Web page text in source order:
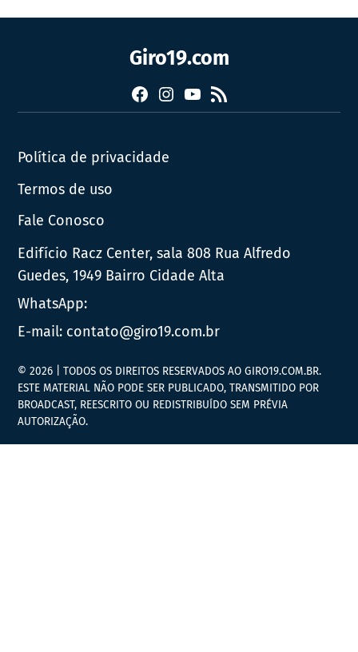
Giro19.com
Facebook
Instagram
YouTube
RSS
Política de privacidade
Termos de uso
Fale Conosco
Edifício Racz Center, sala 808 Rua Alfredo
Guedes, 1949 Bairro Cidade Alta
WhatsApp:
E-mail: contato@giro19.com.br
© 2026 | TODOS OS DIREITOS RESERVADOS AO GIRO19.COM.BR.
ESTE MATERIAL NÃO PODE SER PUBLICADO, TRANSMITIDO POR
BROADCAST, REESCRITO OU REDISTRIBUÍDO SEM PRÉVIA
AUTORIZAÇÃO.